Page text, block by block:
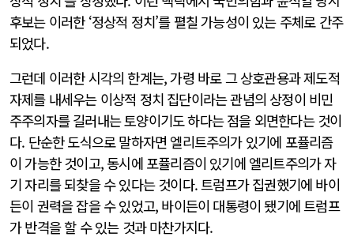
후보는 이러한 ‘정상적 정치’를 펼칠 가능성이 있는 주체로 간주
되었다.
그런데 이러한 시각의 한계는, 가령 바로 그 상호관용과 제도적
자제를 내세우는 이상적 정치 집단이라는 관념의 상정이 비민
주주의자를 길러내는 토양이기도 하다는 점을 외면한다는 것이
다. 단순한 도식으로 말하자면 엘리트주의가 있기에 포퓰리즘
이 가능한 것이고, 동시에 포퓰리즘이 있기에 엘리트주의가 자
기 자리를 되찾을 수 있다는 것이다. 트럼프가 집권했기에 바이
든이 권력을 잡을 수 있었고, 바이든이 대통령이 됐기에 트럼프
가 반격을 할 수 있는 것과 마찬가지다.